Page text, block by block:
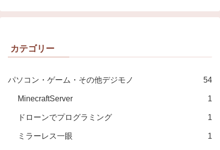
カテゴリー
パソコン・ゲーム・その他デジモノ 54
MinecraftServer 1
ドローンでプログラミング 1
ミラーレス一眼 1